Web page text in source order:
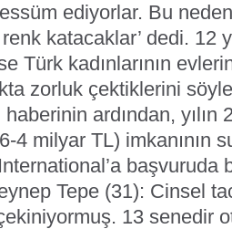
ediyorlar. Bu
katacaklar’ dedi. 12
Türk kadınlarının
zorluk çektiklerini
ardından, yılın
4 milyar TL) imkanının
başvuruda
Tepe (31): Cinsel
13 senedir